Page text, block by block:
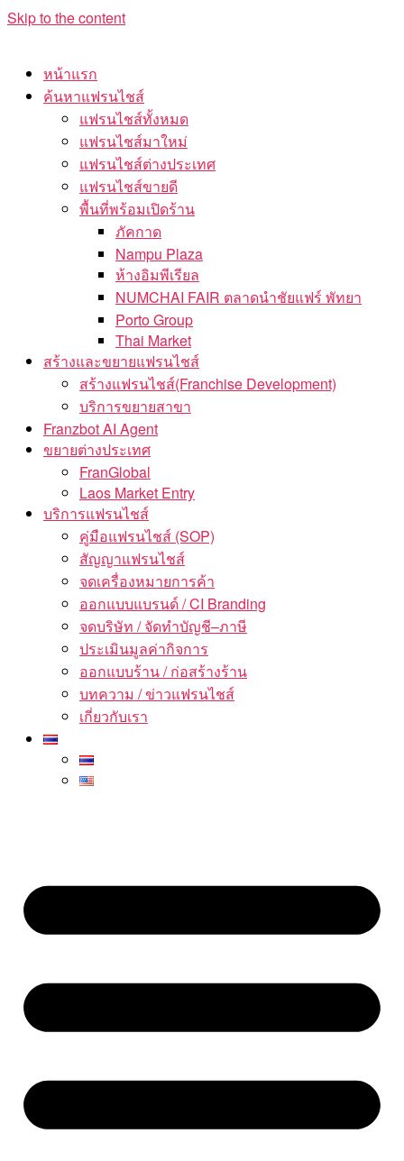
Skip to the content
หน้าแรก
ค้นหาแฟรนไชส์
แฟรนไชส์ทั้งหมด
แฟรนไชส์มาใหม่
แฟรนไชส์ต่างประเทศ
แฟรนไชส์ขายดี
พื้นที่พร้อมเปิดร้าน
ภัคกาด
Nampu Plaza
ห้างอิมพีเรียล
NUMCHAI FAIR ตลาดนำชัยแฟร์ พัทยา
Porto Group
Thai Market
สร้างและขยายแฟรนไชส์
สร้างแฟรนไชส์(Franchise Development)
บริการขยายสาขา
Franzbot AI Agent
ขยายต่างประเทศ
FranGlobal
Laos Market Entry
บริการแฟรนไชส์
คู่มือแฟรนไชส์ (SOP)
สัญญาแฟรนไชส์
จดเครื่องหมายการค้า
ออกแบบแบรนด์ / CI Branding
จดบริษัท / จัดทำบัญชี–ภาษี
ประเมินมูลค่ากิจการ
ออกแบบร้าน / ก่อสร้างร้าน
บทความ / ข่าวแฟรนไชส์
เกี่ยวกับเรา